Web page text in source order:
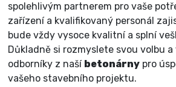
spolehlivým partnerem pro vaše
zařízení a kvalifikovaný personál
bude vždy vysoce kvalitní a splní
Důkladně si rozmyslete svou volbu
odborníky z naší betonárny pro
vašeho stavebního projektu.